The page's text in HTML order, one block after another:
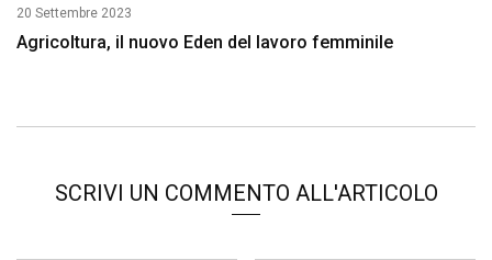
20 Settembre 2023
Agricoltura, il nuovo Eden del lavoro femminile
SCRIVI UN COMMENTO ALL'ARTICOLO